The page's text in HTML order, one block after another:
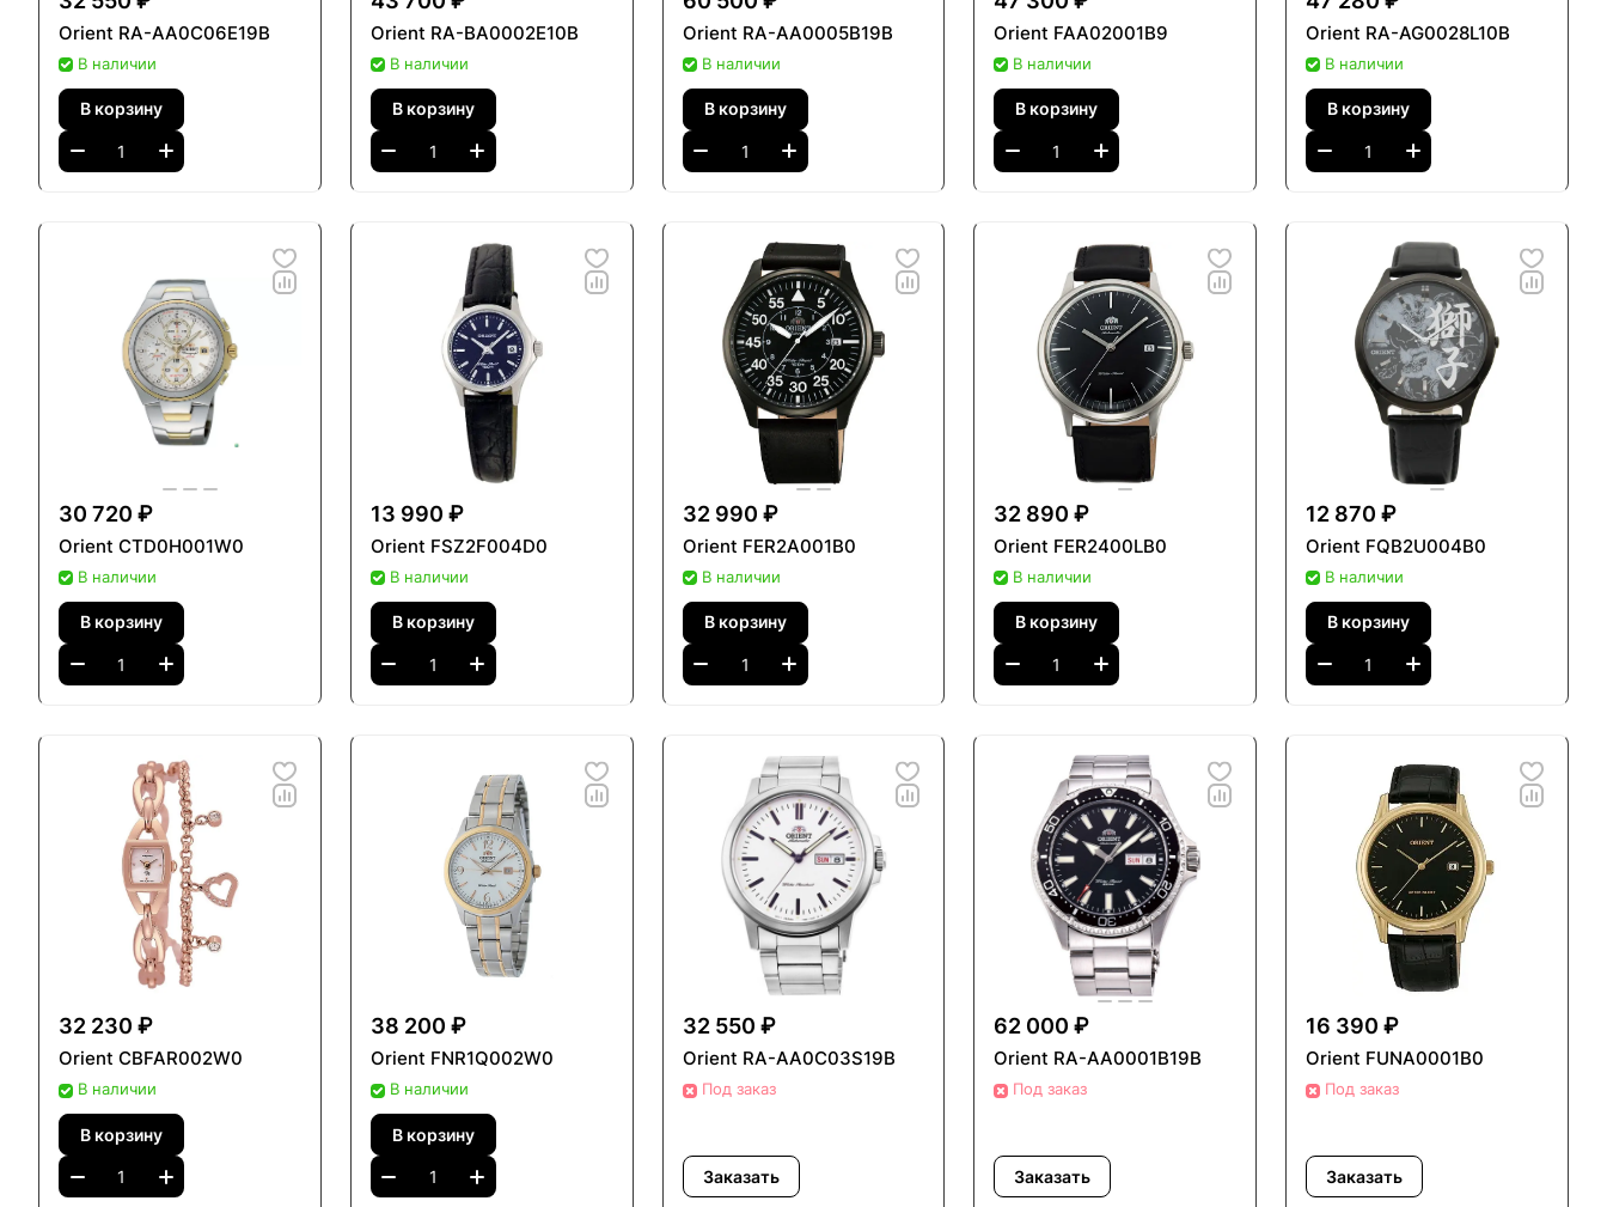
Orient RA-AA0C06E19B
В наличии
В корзину
Orient RA-BA0002E10B
В наличии
В корзину
Orient RA-AA0005B19B
В наличии
В корзину
Orient FAA02001B9
В наличии
В корзину
Orient RA-AG0028L10B
В наличии
В корзину
30 720 ₽
Orient CTD0H001W0
В наличии
В корзину
13 990 ₽
Orient FSZ2F004D0
В наличии
В корзину
32 990 ₽
Orient FER2A001B0
В наличии
В корзину
32 890 ₽
Orient FER2400LB0
В наличии
В корзину
12 870 ₽
Orient FQB2U004B0
В наличии
В корзину
32 230 ₽
Orient CBFAR002W0
В наличии
В корзину
38 200 ₽
Orient FNR1Q002W0
В наличии
В корзину
32 550 ₽
Orient RA-AA0C03S19B
Под заказ
Заказать
62 000 ₽
Orient RA-AA0001B19B
Под заказ
Заказать
16 390 ₽
Orient FUNA0001B0
Под заказ
Заказать